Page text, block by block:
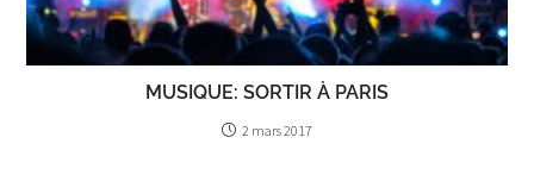
MUSIQUE: SORTIR À PARIS
2 mars 2017